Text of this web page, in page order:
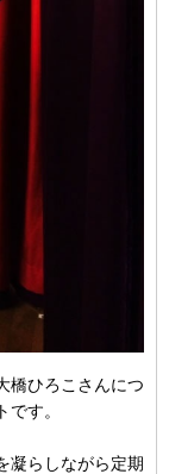
橋ひろこさんにつ
す。
凝らしながら定期